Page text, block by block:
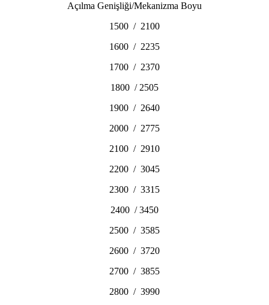
Açılma Genişliği/Mekanizma Boyu
1500 / 2100
1600 / 2235
1700 / 2370
1800 / 2505
1900 / 2640
2000 / 2775
2100 / 2910
2200 / 3045
2300 / 3315
2400 / 3450
2500 / 3585
2600 / 3720
2700 / 3855
2800 / 3990